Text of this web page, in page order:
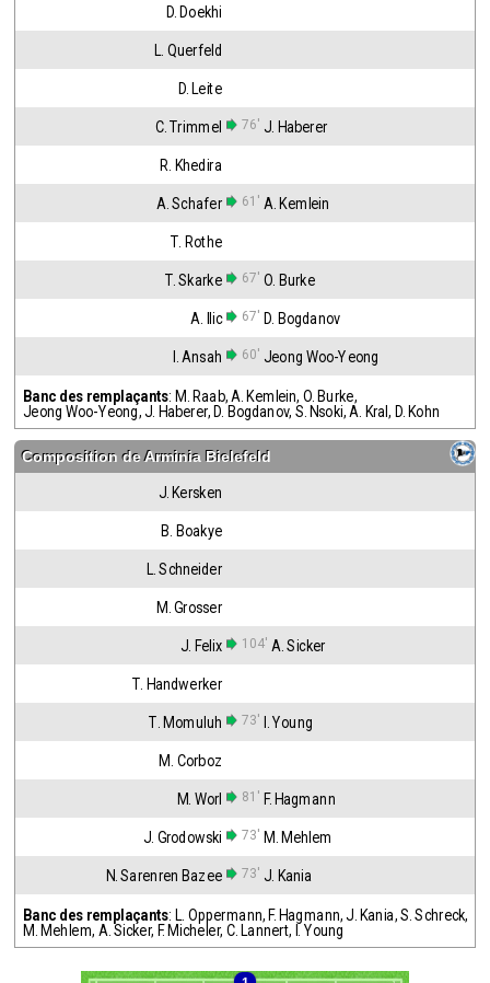
D. Doekhi
L. Querfeld
D. Leite
C. Trimmel 76' J. Haberer
R. Khedira
A. Schafer 61' A. Kemlein
T. Rothe
T. Skarke 67' O. Burke
A. Ilic 67' D. Bogdanov
I. Ansah 60' Jeong Woo-Yeong
Banc des remplaçants: M. Raab, A. Kemlein, O. Burke,
Jeong Woo-Yeong,J. Haberer, D. Bogdanov, S. Nsoki, A. Kral, D. Kohn
Composition deArminia Bielefeld
J. Kersken
B. Boakye
L. Schneider
M. Grosser
J. Felix 104' A. Sicker
T. Handwerker
T. Momuluh 73' I. Young
M. Corboz
M. Worl 81' F. Hagmann
J. Grodowski 73' M. Mehlem
N. Sarenren Bazee 73' J. Kania
Banc des remplaçants: L. Oppermann, F. Hagmann,J. Kania,S. Schreck,
M. Mehlem, A. Sicker, F. Micheler, C. Lannert, I. Young